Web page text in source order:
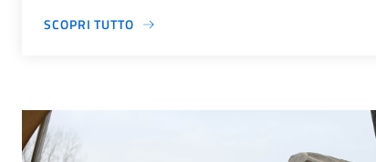
SCOPRI TUTTO